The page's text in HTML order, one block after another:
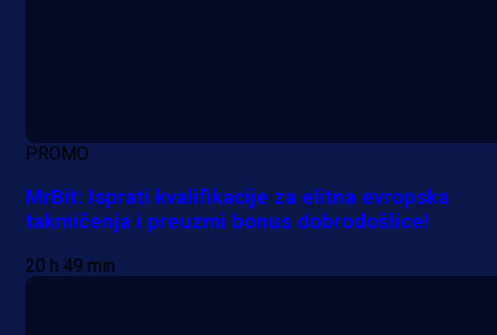
PROMO
MrBit: Isprati kvalifikacije za elitna evropska
takmičenja i preuzmi bonus dobrodošlice!
20 h 49 min